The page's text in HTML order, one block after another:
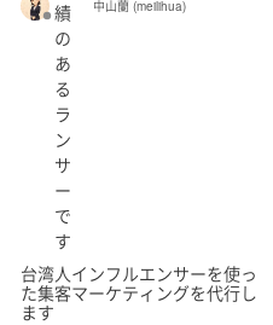
績
の
あ
る
ラ
ン
サ
ー
で
す
中山蘭 (meilihua)
台湾人インフルエンサーを使っ
た集客マーケティングを代行し
ます